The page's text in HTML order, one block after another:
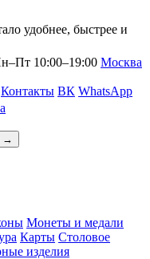
удобнее, быстрее и
10:00–19:00 Москва
Контакты ВК WhatsApp
→
Монеты и медали
Карты Столовое
изделия